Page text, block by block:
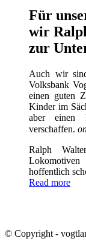
Für
wir
zur
Auch wir
Volksbank
einen guten
Kinder im
aber einen
verschaffen.
Ralph
hoffentlich
Read more
© Copyright -